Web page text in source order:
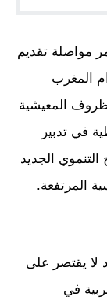
مواصلة تقديم
المغرب
المعيشية
في تدبير
الجديد
المرتفعة.
لا يقتصر على
في